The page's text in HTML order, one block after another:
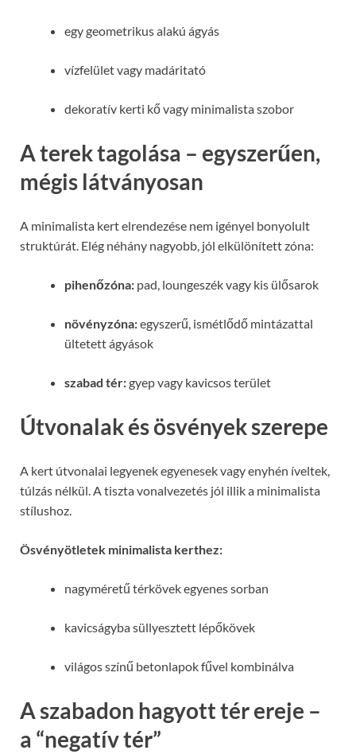
egy geometrikus alakú ágyás
vízfelület vagy madáritató
dekoratív kerti kő vagy minimalista szobor
A terek tagolása – egyszerűen,
mégis látványosan
A minimalista kert elrendezése nem igényel bonyolult
struktúrát. Elég néhány nagyobb, jól elkülönített zóna:
pihenőzóna: pad, loungeszék vagy kis ülősarok
növényzóna:egyszerű, ismétlődő mintázattal
ültetett ágyások
szabad tér:gyep vagy kavicsos terület
Útvonalak és ösvények szerepe
A kert útvonalai legyenek egyenesek vagy enyhén íveltek,
túlzás nélkül. A tiszta vonalvezetés jól illik a minimalista
stílushoz.
Ösvényötletek minimalista kerthez:
nagyméretű térkövek egyenes sorban
kavicságyba süllyesztett lépőkövek
világos színű betonlapok fűvel kombinálva
A szabadon hagyott tér ereje –
a “negatív tér”